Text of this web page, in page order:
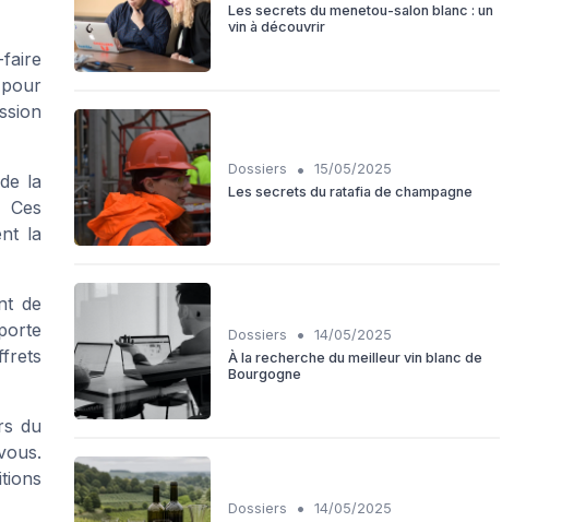
la
Ces
la
de
du
Les secrets du menetou-salon blanc : un
vin à découvrir
Dossiers •
15/05/2025
Les secrets du ratafia de champagne
Dossiers •
14/05/2025
À la recherche du meilleur vin blanc de
Bourgogne
Dossiers • 14/05/2025